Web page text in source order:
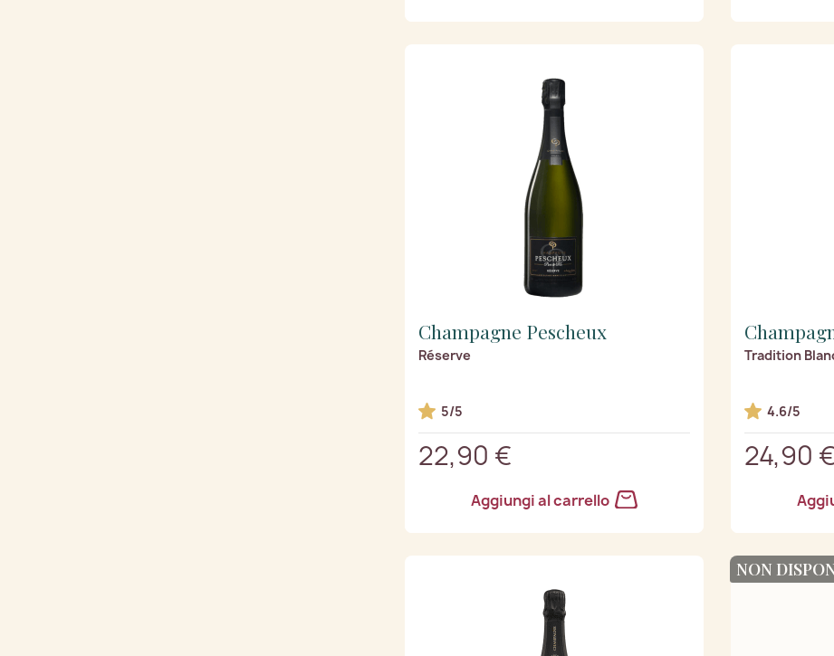
Champagne Pescheux
Réserve
5/5
22,90 €
Aggiungi al carrello
Tradition
4.6/5
24,90 €
NON